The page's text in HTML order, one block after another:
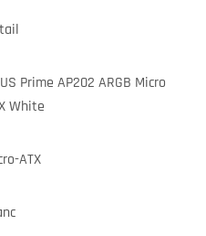
Prime AP202 ARGB Micro
White
ATX